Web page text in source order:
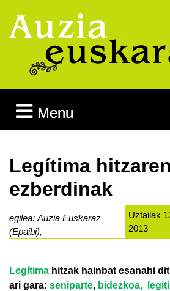
Menu
Legítima
ezberdinak
egilea: Auzia Euskaraz
(Epaibi),
Uztailak
2013
Legítima hitzak hainbat esanahi
ari gara: seniparte, bidezkoa,